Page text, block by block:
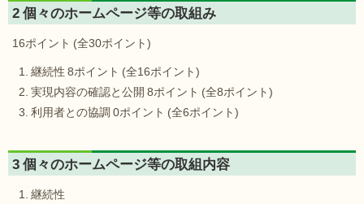
2 個々のホームページ等の取組み
16ポイント (全30ポイント)
継続性 8ポイント (全16ポイント)
実現内容の確認と公開 8ポイント (全8ポイント)
利用者との協調 0ポイント (全6ポイント)
3 個々のホームページ等の取組内容
継続性